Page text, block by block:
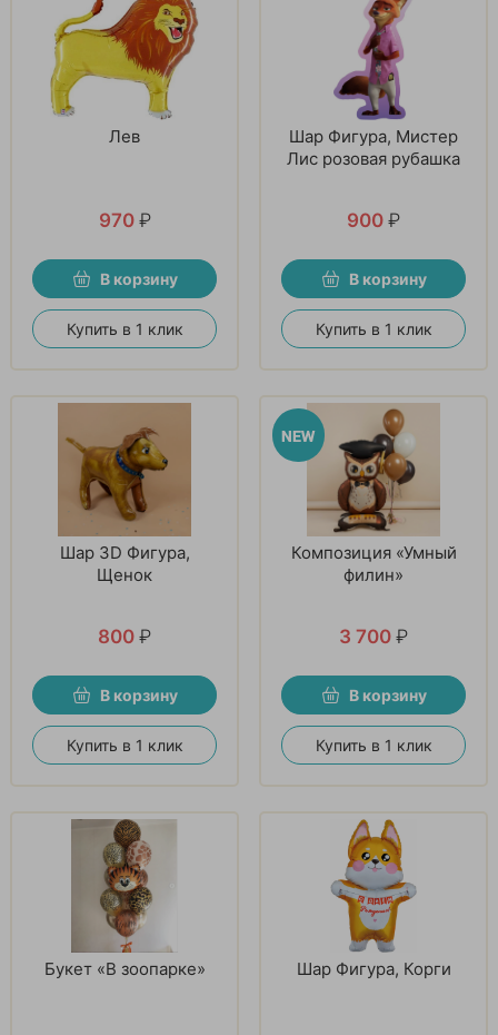
Лев
970 ₽
В корзину
Купить в 1 клик
Шар Фигура, Мистер
Лис розовая рубашка
900 ₽
В корзину
Купить в 1 клик
Шар 3D Фигура,
Щенок
800 ₽
В корзину
Купить в 1 клик
Композиция «Умный
филин»
3 700 ₽
В корзину
Купить в 1 клик
Букет «В зоопарке» Шар Фигура, Корги